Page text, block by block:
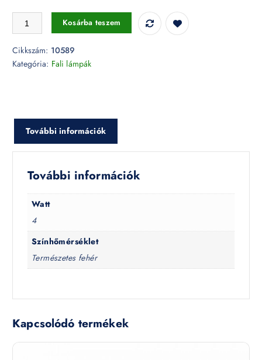
4W LED fali lámpa 4 irányú 3000K fehér IP54 - 10589 mennyiség
Kosárba teszem
Cikkszám: 10589
Kategória: Fali lámpák
További információk
További információk
Watt
4
Színhőmérséklet
Természetes fehér
Kapcsolódó termékek